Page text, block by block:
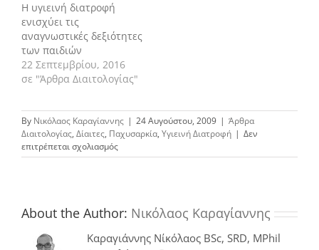
Η υγιεινή διατροφή
ενισχύει τις
αναγνωστικές δεξιότητες
των παιδιών
22 Σεπτεμβρίου, 2016
σε "Άρθρα Διαιτολογίας"
By Νικόλαος Καραγίαννης | 24 Αυγούστου, 2009 | Άρθρα
Διαιτολογίας, Δίαιτες, Παχυσαρκία, Υγιεινή Διατροφή | Δεν
επιτρέπεται σχολιασμόςστο
Υγιεινή
About the Author: Νικόλαος Καραγίαννης
Καραγιάννης Νίκόλαος BSc, SRD, MPhil